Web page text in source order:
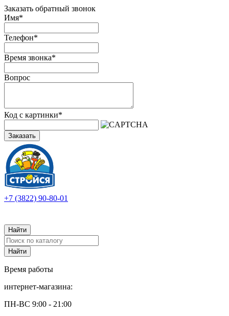
Заказать обратный звонок
Имя*
Телефон*
Время звонка*
Вопрос
Код с картинки*
Заказать
+7 (3822) 90-80-01
Время работы
интернет-магазина:
ПН-ВС 9:00 - 21:00